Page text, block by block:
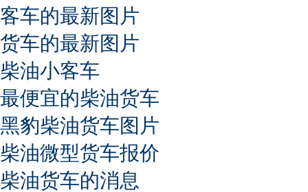
客车的最新图片
货车的最新图片
柴油小客车
最便宜的柴油货车
黑豹柴油货车图片
柴油微型货车报价
柴油货车的消息